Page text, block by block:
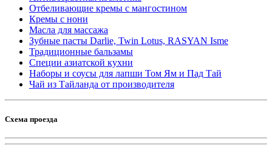
Отбеливающие кремы с мангостином
Кремы с нони
Масла для массажа
Зубные пасты Darlie, Twin Lotus, RASYAN Isme
Традиционные бальзамы
Специи азиатской кухни
Наборы и соусы для лапши Том Ям и Пад Тай
Чай из Тайланда от производителя
Схема проезда